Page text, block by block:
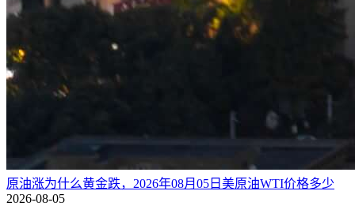
原油涨为什么黄金跌，2026年08月05日美原油WTI价格多少
2026-08-05